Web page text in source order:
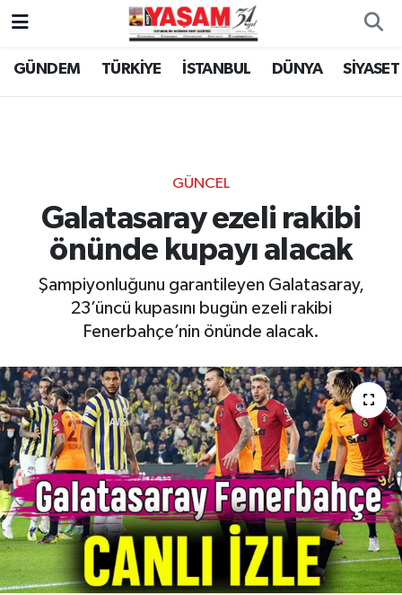
GÜNDEM TÜRKİYE İSTANBUL DÜNYA SİYASET
GÜNCEL
Galatasaray ezeli rakibi
önünde kupayı alacak
Şampiyonluğunu garantileyen Galatasaray,
23’üncü kupasını bugün ezeli rakibi
Fenerbahçe’nin önünde alacak.